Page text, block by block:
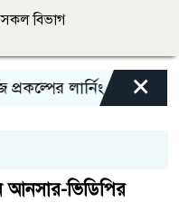
সকল বিভাগ
লার্নিং শেয়ারিং
×
ভিডিপির